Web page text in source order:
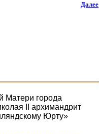
Далее
Матери города
II архимандрит
Юрту»